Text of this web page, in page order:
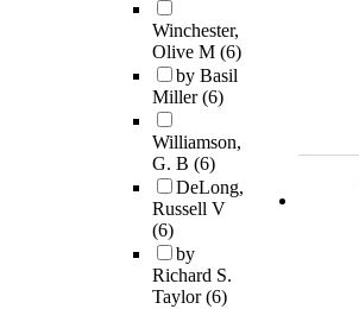
Winchester,
Olive M (6)
by Basil
Miller(6)
Williamson,
G. B (6)
DeLong,
Russell V
(6)
by
Richard S.
Taylor(6)